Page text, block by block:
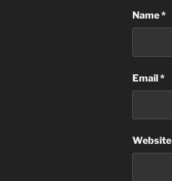
Name*
Email*
Website